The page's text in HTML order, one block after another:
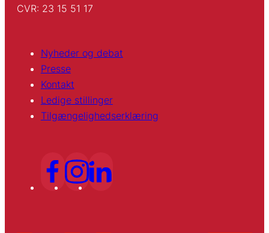
CVR: 23 15 51 17
Nyheder og debat
Presse
Kontakt
Ledige stillinger
Tilgængelighedserklæring